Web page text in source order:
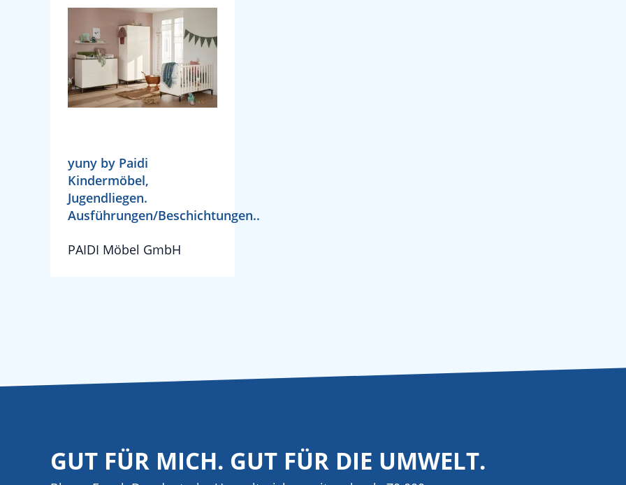
yuny by Paidi
Kindermöbel,
Jugendliegen.
Ausführungen/Beschichtungen..
PAIDI Möbel GmbH
GUT FÜR MICH. GUT FÜR DIE UMWELT.